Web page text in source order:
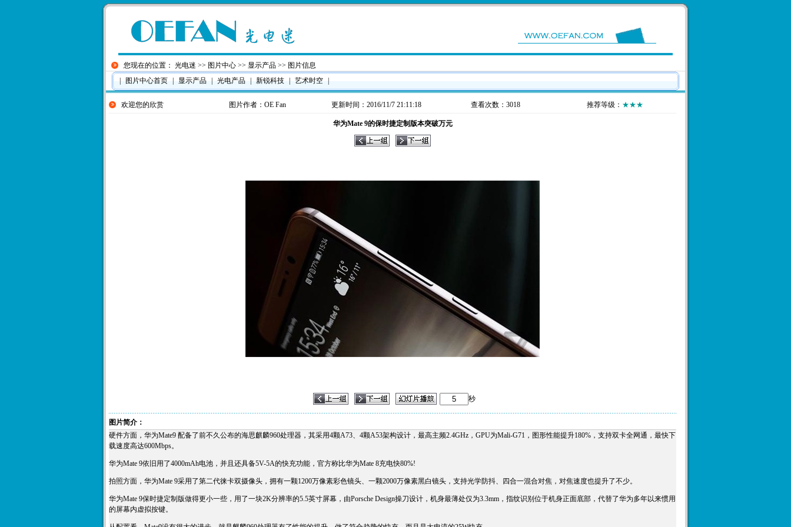
您现在的位置： 光电迷 >> 图片中心 >> 显示产品 >> 图片信息
图片中心首页 显示产品 光电产品 新锐科技 艺术时空
欢迎您的欣赏 图片作者： OE Fan 更新时间：2016/11/7 21:11:18 查看次数：3018 推荐等级： ★★★
华为Mate 9的保时捷定制版本突破万元
秒
图片简介：
硬件方面，华为Mate9 配备了前不久公布的海思麒麟960处理器，其采用4颗A73、4颗A53架构设计，最高主频2.4GHz，GPU为Mali-G71，图形性能提升180%，支持双卡全网通，最快下
载速度高达600Mbps。
华为Mate 9依旧用了4000mAh电池，并且还具备5V-5A的快充功能，官方称比华为Mate 8充电快80%!
拍照方面，华为Mate 9采用了第二代徕卡双摄像头，拥有一颗1200万像素彩色镜头、一颗2000万像素黑白镜头，支持光学防抖、四合一混合对焦，对焦速度也提升了不少。
华为Mate 9保时捷定制版做得更小一些，用了一块2K分辨率的5.5英寸屏幕，由Porsche Design操刀设计，机身最薄处仅为3.3mm，指纹识别位于机身正面底部，代替了华为多年以来惯用
的屏幕内虚拟按键。